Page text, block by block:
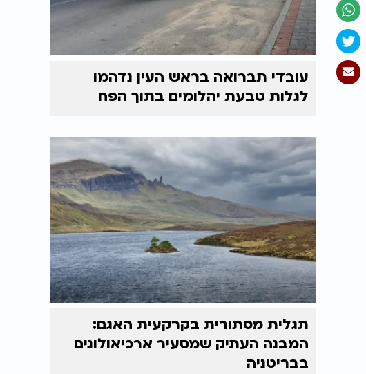
עובדי תברואה בראש העין נדהמו
לגלות טבעת יהלומים בתוך הפח
תגלית מסתורית בקרקעית האגם:
המבנה העתיק שמסעיר ארכיאולוגים
בבריטניה